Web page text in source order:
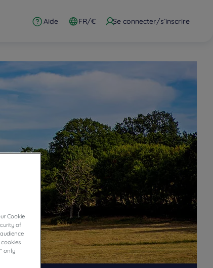
Aide FR/€ Se connecter/s’inscrire
Cookie
of
only